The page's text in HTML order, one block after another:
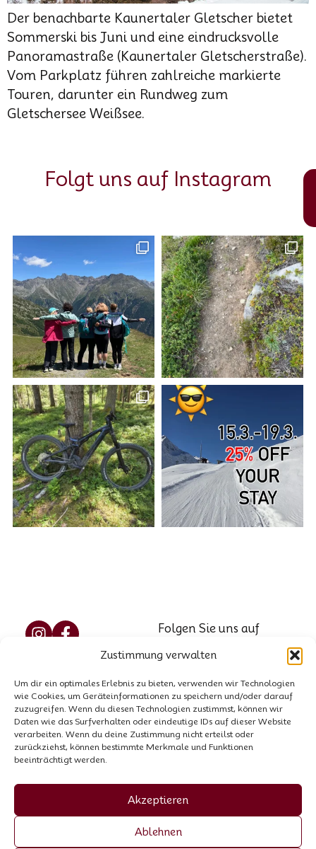
Zustimmung verwalten
Um dir ein optimales Erlebnis zu bieten, verwenden wir Technologien
wie Cookies, um Geräteinformationen zu speichern und/oder darauf
zuzugreifen. Wenn du diesen Technologien zustimmst, können wir
Daten wie das Surfverhalten oder eindeutige IDs auf dieser Website
verarbeiten. Wenn du deine Zustimmung nicht erteilst oder
zurückziehst, können bestimmte Merkmale und Funktionen
beeinträchtigt werden.
Akzeptieren
Ablehnen
Der benachbarte Kaunertaler Gletscher bietet
Sommerski bis Juni und eine eindrucksvolle
Panoramastraße (Kaunertaler Gletscherstraße).
Vom Parkplatz führen zahlreiche markierte
Touren, darunter ein Rundweg zum
Gletschersee Weißsee.
Folgt uns auf Instagram
Kontakt
Hausordnung
Folgen Sie uns auf
Marzellweg 5, 6458
Vent, AT
Tel.: +43 664 521 8564
E-Mail: info@garni-
stefani.at
70055307